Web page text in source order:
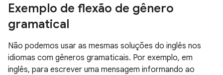
Exemplo de flexão de gênero
gramatical
Não podemos usar as mesmas soluções do inglês nos
idiomas com gêneros gramaticais. Por exemplo, em
inglês, para escrever uma mensagem informando ao